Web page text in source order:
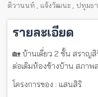
ติวานนท์ , แจ้งวัฒนะ , ปทุมธ
รายละเอียด
🏡 บ้านเดี่ยว 2 ชั้น สราญ
ต่อเติมห้องข้างบ้าน สภาพ
โครงการของ : แสนสิริ